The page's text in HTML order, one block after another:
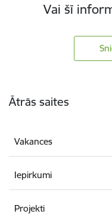
Vai šī
Ātrās saites
Vakances
Iepirkumi
Projekti